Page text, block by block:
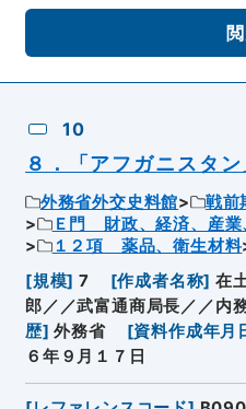
10
８．「アフガニスタ
外務省外交史料館
戦前
Ｅ門 財政、経済、産業
１２項 薬品、衛生材料
[規模] 7 [作成者名称] 在
郎／／武富通商局長／／内
歴] 外務省 [資料作成年月
６年９月１７日